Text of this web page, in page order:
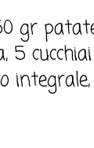
patate
5